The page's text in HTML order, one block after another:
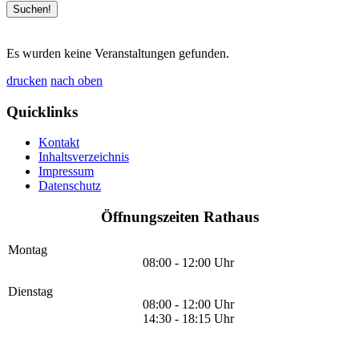
Es wurden keine Veranstaltungen gefunden.
drucken nach oben
Quicklinks
Kontakt
Inhaltsverzeichnis
Impressum
Datenschutz
Öffnungszeiten Rathaus
Montag
08:00 - 12:00 Uhr
Dienstag
08:00 - 12:00 Uhr
14:30 - 18:15 Uhr